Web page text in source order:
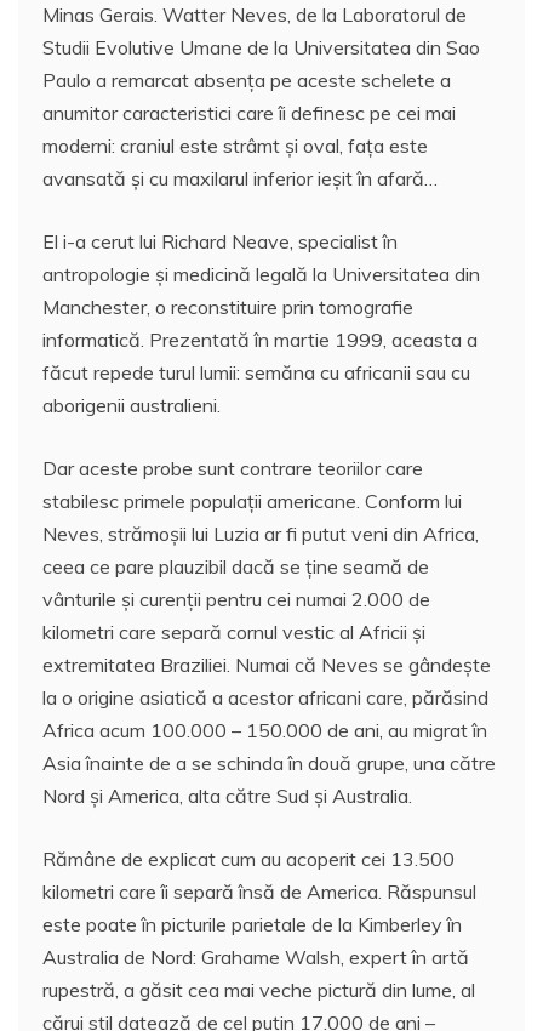
Minas Gerais. Watter Neves, de la Laboratorul de
Studii Evolutive Umane de la Universitatea din Sao
Paulo a remarcat absenţa pe aceste schelete a
anumitor caracteristici care îi definesc pe cei mai
moderni: craniul este strâmt şi oval, faţa este
avansată şi cu maxilarul inferior ieşit în afară…
El i-a cerut lui Richard Neave, specialist în
antropologie şi medicină legală la Universitatea din
Manchester, o reconstituire prin tomografie
informatică. Prezentată în martie 1999, aceasta a
făcut repede turul lumii: semăna cu africanii sau cu
aborigenii australieni.
Dar aceste probe sunt contrare teoriilor care
stabilesc primele populaţii americane. Conform lui
Neves, strămoşii lui Luzia ar fi putut veni din Africa,
ceea ce pare plauzibil dacă se ţine seamă de
vânturile şi curenţii pentru cei numai 2.000 de
kilometri care separă cornul vestic al Africii şi
extremitatea Braziliei. Numai că Neves se gândeşte
la o origine asiatică a acestor africani care, părăsind
Africa acum 100.000 – 150.000 de ani, au migrat în
Asia înainte de a se schinda în două grupe, una către
Nord şi America, alta către Sud şi Australia.
Rămâne de explicat cum au acoperit cei 13.500
kilometri care îi separă însă de America. Răspunsul
este poate în picturile parietale de la Kimberley în
Australia de Nord: Grahame Walsh, expert în artă
rupestră, a găsit cea mai veche pictură din lume, al
cărui stil datează de cel puţin 17.000 de ani –